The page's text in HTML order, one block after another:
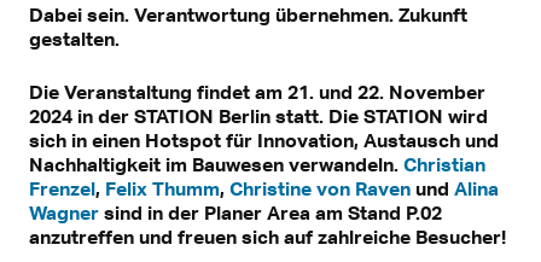
Dabei sein. Verantwortung übernehmen. Zukunft
gestalten.
Die Veranstaltung findet am 21. und 22. November
2024 in der STATION Berlin statt. Die STATION wird
sich in einen Hotspot für Innovation, Austausch und
Nachhaltigkeit im Bauwesen verwandeln. Christian
Frenzel, Felix Thumm, Christine von Raven und Alina
Wagner sind in der Planer Area am Stand P.02
anzutreffen und freuen sich auf zahlreiche Besucher!